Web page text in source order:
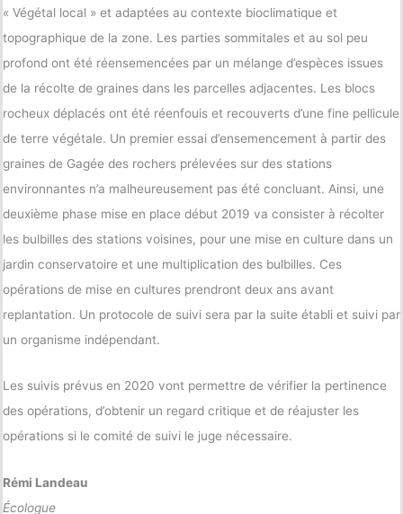
« Végétal local » et adaptées au contexte bioclimatique et
topographique de la zone. Les parties sommitales et au sol peu
profond ont été réensemencées par un mélange d’espèces issues
de la récolte de graines dans les parcelles adjacentes. Les blocs
rocheux déplacés ont été réenfouis et recouverts d’une fine pellicule
de terre végétale. Un premier essai d’ensemencement à partir des
graines de Gagée des rochers prélevées sur des stations
environnantes n’a malheureusement pas été concluant. Ainsi, une
deuxième phase mise en place début 2019 va consister à récolter
les bulbilles des stations voisines, pour une mise en culture dans un
jardin conservatoire et une multiplication des bulbilles. Ces
opérations de mise en cultures prendront deux ans avant
replantation. Un protocole de suivi sera par la suite établi et suivi par
un organisme indépendant.
Les suivis prévus en 2020 vont permettre de vérifier la pertinence
des opérations, d’obtenir un regard critique et de réajuster les
opérations si le comité de suivi le juge nécessaire.
Rémi Landeau
Écologue